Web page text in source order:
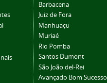
Barbacena
Juiz de Fora
Manhuaçu
Muriaé
Rio Pomba
Santos Dumont
São João del-Rei
Avançado Bom Sucesso